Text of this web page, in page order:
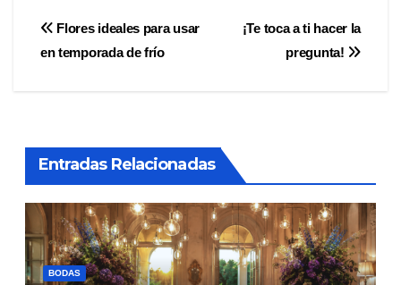
Navegación
¡Te toca a ti hacer la
pregunta!
Flores ideales para usar
en temporada de frío
Entradas Relacionadas
BODAS